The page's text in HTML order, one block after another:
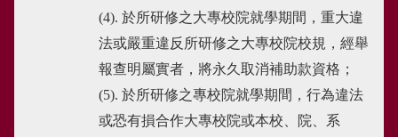
(4). 於所研修之大專校院就學期間，重大違
法或嚴重違反所研修之大專校院校規，經舉
報查明屬實者，將永久取消補助款資格；
(5). 於所研修之專校院就學期間，行為違法
或恐有損合作大專校院或本校、院、系